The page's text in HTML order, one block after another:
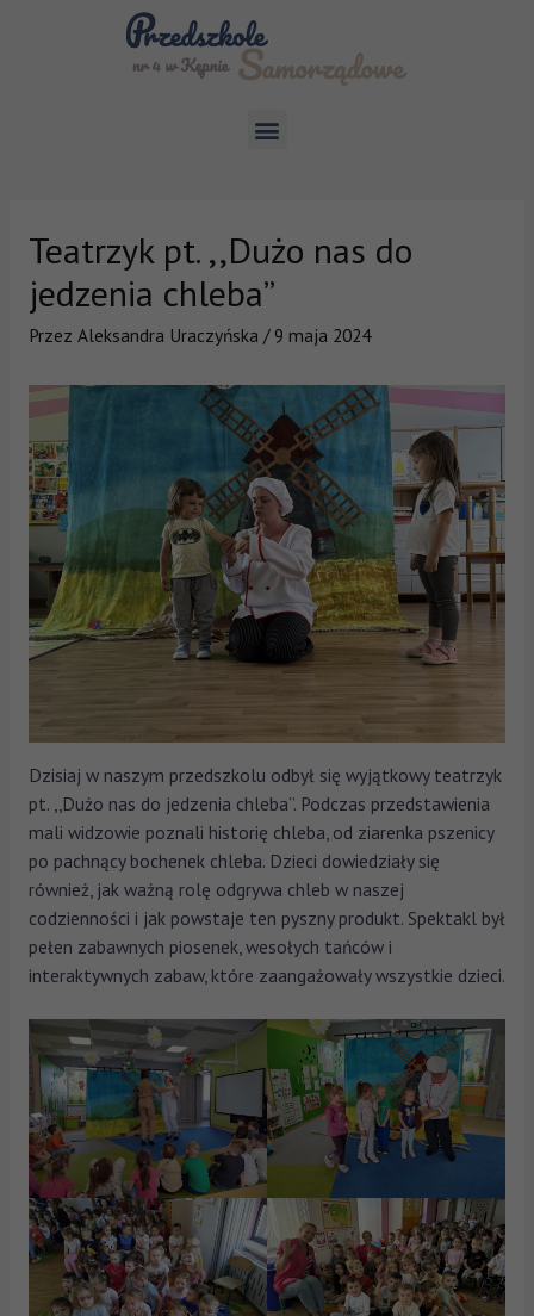
Teatrzyk pt. ,,Dużo nas do
jedzenia chleba”
Przez Aleksandra Uraczyńska / 9 maja 2024
Dzisiaj w naszym przedszkolu odbył się wyjątkowy teatrzyk
pt. ,,Dużo nas do jedzenia chleba”. Podczas przedstawienia
mali widzowie poznali historię chleba, od ziarenka pszenicy
po pachnący bochenek chleba. Dzieci dowiedziały się
również, jak ważną rolę odgrywa chleb w naszej
codzienności i jak powstaje ten pyszny produkt. Spektakl był
pełen zabawnych piosenek, wesołych tańców i
interaktywnych zabaw, które zaangażowały wszystkie dzieci.